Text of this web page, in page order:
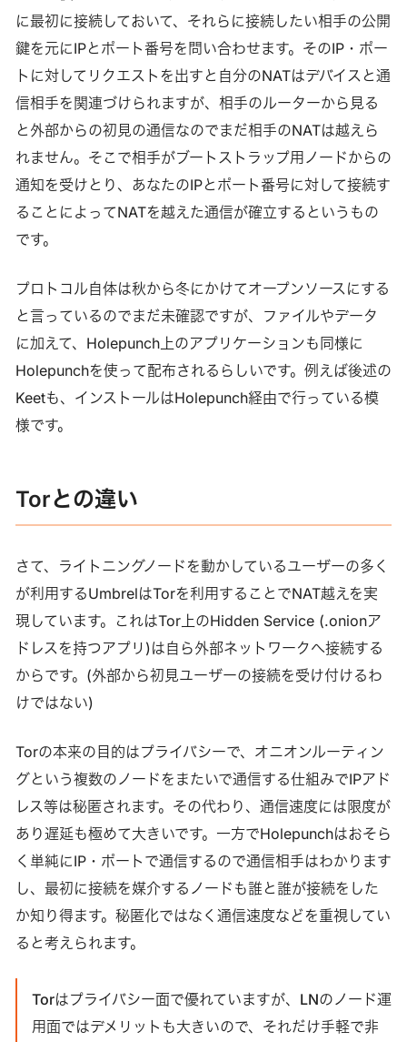
に最初に接続しておいて、それらに接続したい相手の公開
鍵を元にIPとポート番号を問い合わせます。そのIP・ポー
トに対してリクエストを出すと自分のNATはデバイスと通
信相手を関連づけられますが、相手のルーターから見る
と外部からの初見の通信なのでまだ相手のNATは越えら
れません。そこで相手がブートストラップ用ノードからの
通知を受けとり、あなたのIPとポート番号に対して接続す
ることによってNATを越えた通信が確立するというもの
です。
プロトコル自体は秋から冬にかけてオープンソースにする
と言っているのでまだ未確認ですが、ファイルやデータ
に加えて、Holepunch上のアプリケーションも同様に
Holepunchを使って配布されるらしいです。例えば後述の
Keetも、インストールはHolepunch経由で行っている模
様です。
Torとの違い
さて、ライトニングノードを動かしているユーザーの多く
が利用するUmbrelはTorを利用することでNAT越えを実
現しています。これはTor上のHidden Service (.onionア
ドレスを持つアプリ)は自ら外部ネットワークへ接続する
からです。(外部から初見ユーザーの接続を受け付けるわ
けではない)
Torの本来の目的はプライバシーで、オニオンルーティン
グという複数のノードをまたいで通信する仕組みでIPアド
レス等は秘匿されます。その代わり、通信速度には限度が
あり遅延も極めて大きいです。一方でHolepunchはおそら
く単純にIP・ポートで通信するので通信相手はわかります
し、最初に接続を媒介するノードも誰と誰が接続をした
か知り得ます。秘匿化ではなく通信速度などを重視してい
ると考えられます。
Torはプライバシー面で優れていますが、LNのノード運
用面ではデメリットも大きいので、それだけ手軽で非